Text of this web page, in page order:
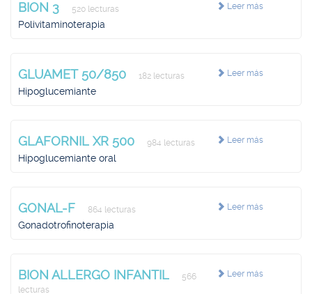
Leer más
BION 3 520 lecturas
Polivitaminoterapia
Leer más
GLUAMET 50/850 182 lecturas
Hipoglucemiante
Leer más
GLAFORNIL XR 500 984 lecturas
Hipoglucemiante oral
Leer más
GONAL-F 864 lecturas
Gonadotrofinoterapia
Leer más
BION ALLERGO INFANTIL
566
lecturas